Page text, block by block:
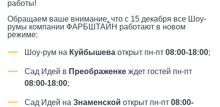
работы!
Обращаем ваше внимание, что с 15 декабря все Шоу-
румы компании ФАРБШТАЙН работают в новом
режиме:
Шоу-рум на Куйбышева открыт пн-пт 08:00-18:00;
Сад Идей в Преображенке ждет гостей пн-пт
08:00-18:00;
Сад Идей на Знаменской открыт пн-пт 08:00-